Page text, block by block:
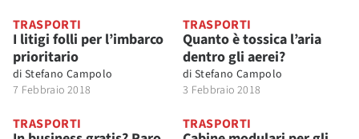
TRASPORTI
I litigi folli per l’imbarco
prioritario
di Stefano Campolo
7 Febbraio 2018
TRASPORTI
Quanto è tossica l’aria
dentro gli aerei?
di Stefano Campolo
3 Febbraio 2018
TRASPORTI TRASPORTI